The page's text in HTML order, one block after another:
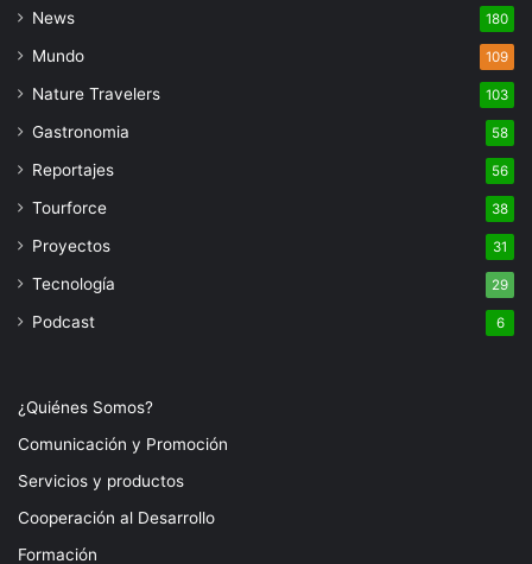
News 180
Mundo 109
Nature Travelers 103
Gastronomia 58
Reportajes 56
Tourforce 38
Proyectos 31
Tecnología 29
Podcast 6
¿Quiénes Somos?
Comunicación y Promoción
Servicios y productos
Cooperación al Desarrollo
Formación